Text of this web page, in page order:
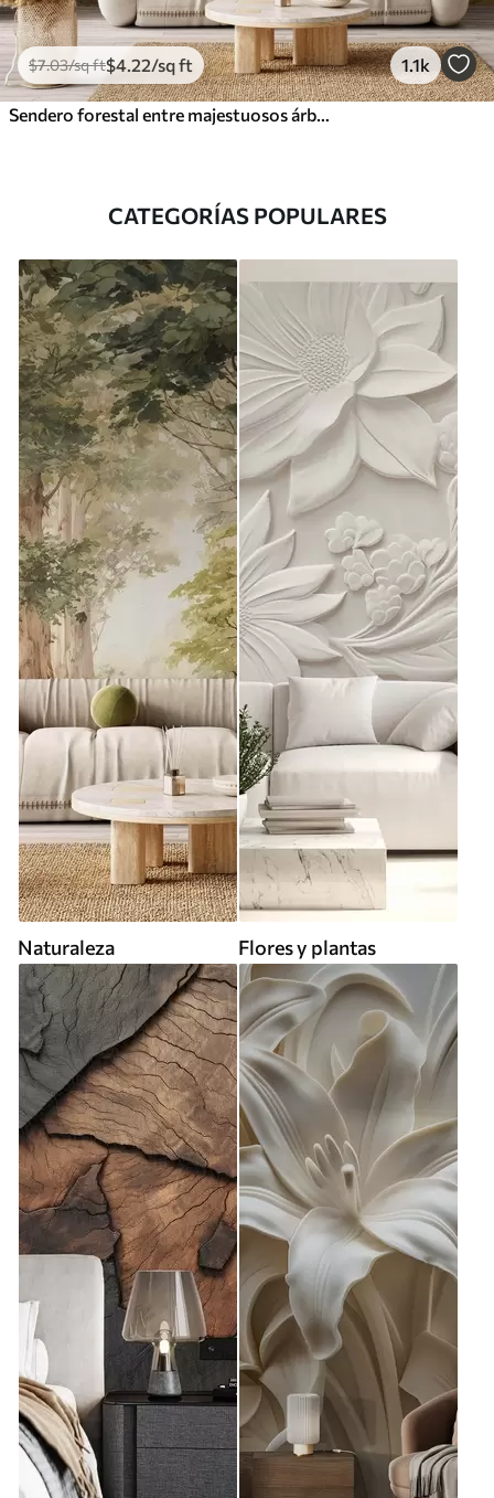
$7.03/sq ft$4 .22/sq ft 1.1k
CATEGORÍAS POPULARES
Naturaleza Flores y plantas